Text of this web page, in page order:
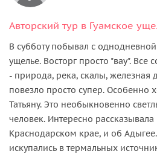
В субботу побывал с
ущелье. Восторг просто "вау".
- природа, река, скалы, железная
повезло просто супер. Особенно
Татьяну. Это необыкновенно
человек. Интересно
Краснодарском крае, и об
искупались в термальных